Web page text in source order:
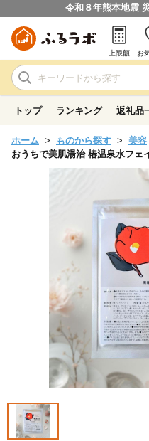
令和８年熊本地震
上限額 お
トップ ランキング 返礼品
ホーム ものから探す 美容
おうちで美肌湯治 椿温泉水フェ